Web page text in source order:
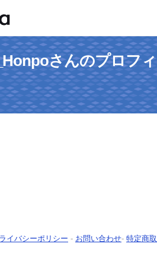
さんのプロフ
イバシーポリシー - お問い合わせ- 特定商